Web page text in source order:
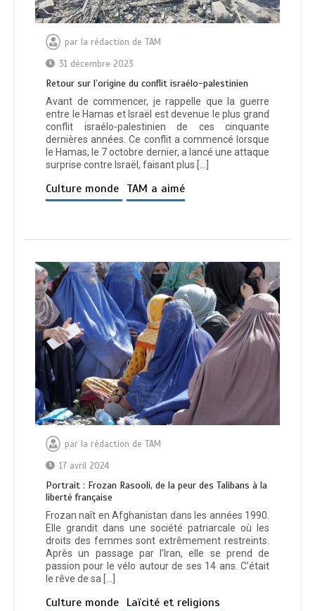
par la rédaction de TAM
31 décembre 2023
Retour sur l’origine du conflit israélo-palestinien
Avant de commencer, je rappelle que la guerre
entre le Hamas et Israël est devenue le plus grand
conflit israélo-palestinien de ces cinquante
dernières années. Ce conflit a commencé lorsque
le Hamas, le 7 octobre dernier, a lancé une attaque
surprise contre Israël, faisant plus […]
Culture monde TAM a aimé
par la rédaction de TAM
17 avril 2024
Portrait : Frozan Rasooli, de la peur des Talibans à la
liberté française
Frozan naît en Afghanistan dans les années 1990.
Elle grandit dans une société patriarcale où les
droits des femmes sont extrêmement restreints.
Après un passage par l’Iran, elle se prend de
passion pour le vélo autour de ses 14 ans. C’était
le rêve de sa […]
Culture monde Laïcité et religions